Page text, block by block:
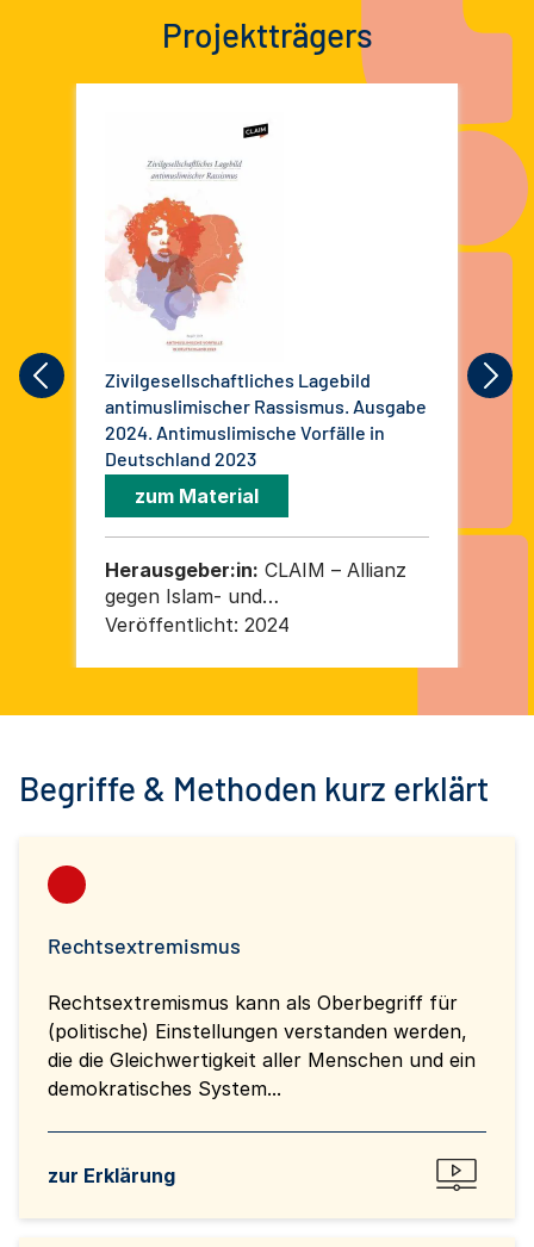
Projektträgers
Zivilgesellschaftliches Lagebild
antimuslimischer Rassismus. Ausgabe
2024. Antimuslimische Vorfälle in
Deutschland 2023
zum Material
Herausgeber:in: CLAIM – Allianz
gegen Islam- und
Muslimfeindlichkeit/ZEOK e. V.
Veröffentlicht: 2024
Begriffe & Methoden kurz erklärt
Rechtsextremismus
Rechtsextremismus kann als Oberbegriff für
(politische) Einstellungen verstanden werden,
die die Gleichwertigkeit aller Menschen und ein
demokratisches System...
zur Erklärung